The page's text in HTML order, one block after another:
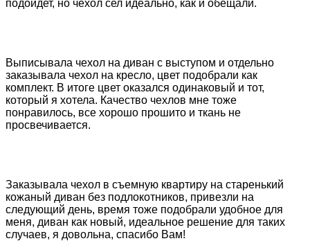
подойдет, но чехол сел идеально, как и обещали.
Выписывала чехол на диван с выступом и отдельно
заказывала чехол на кресло, цвет подобрали как
комплект. В итоге цвет оказался одинаковый и тот,
который я хотела. Качество чехлов мне тоже
понравилось, все хорошо прошито и ткань не
просвечивается.
Заказывала чехол в съемную квартиру на старенький
кожаный диван без подлокотников, привезли на
следующий день, время тоже подобрали удобное для
меня, диван как новый, идеальное решение для таких
случаев, я довольна, спасибо Вам!